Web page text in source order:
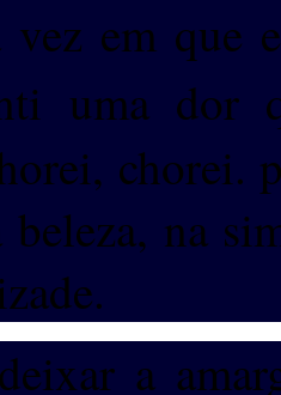
em que
uma dor
na
a